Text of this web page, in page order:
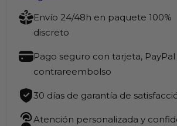
Envío 24/48h en paquete 100%
discreto
Pago seguro con tarjeta, PayPal
contrareembolso
30 días de garantía de
Atención personalizada y